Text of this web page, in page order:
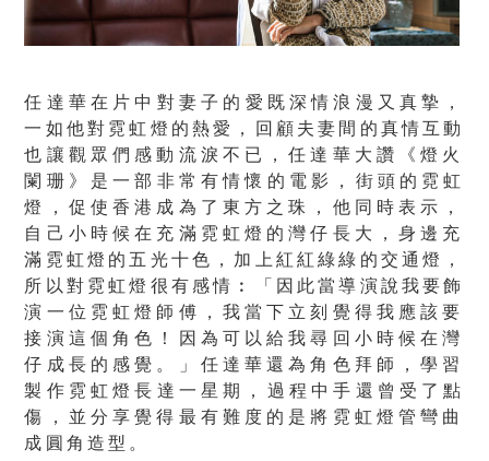
任達華在片中對妻子的愛既深情浪漫又真摯，
一如他對霓虹燈的熱愛，
回顧夫妻間的真情互動
也讓觀眾們感動流淚不已，任達華大讚《燈火
闌珊》是一部非常有情懷的電影，街頭的霓虹
燈， 促使香港成為了東方之珠，他同時表示，
自己小時候在充滿霓虹燈的灣仔長大，身邊充
滿霓虹燈的五光十色，加上紅紅綠綠的交通燈，
所以對霓虹燈很有感情︰「因此當導演說我要飾
演一位霓虹燈師傅， 我當下立刻覺得我應該要
接演這個角色！
因為可以給我尋回小時候在灣
仔成長的感覺。」任達華還為角色拜師
，學習
製作霓虹燈長達一星期，過程中手還曾受了點
傷， 並分享覺得最有難度的是將霓虹燈管彎曲
成圓角造型。